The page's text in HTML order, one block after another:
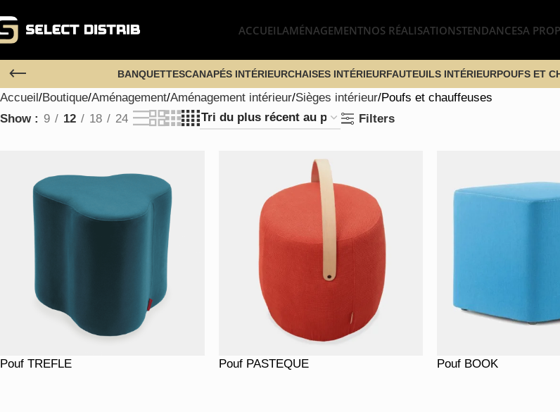
ACCUEILAMÉNAGEMENTNOS RÉALISATIONSTENDANCESA
BANQUETTESCANAPÉS INTÉRIEURCHAISES INTÉRIEURFAUTEUILS INTÉRIEURPOUFS ET
Accueil Boutique Aménagement Aménagement intérieur Sièges intérieur Poufs et chauffeuses
Show
9 12 18 24 Filters
Pouf TREFLE Pouf PASTEQUE Pouf BOOK